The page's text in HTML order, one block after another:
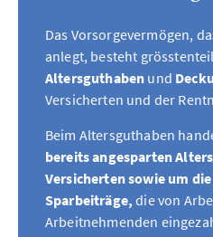
Das Vorsorgevermögen,
anlegt, besteht
Altersguthaben und
Versicherten und der
Beim Altersguthaben
bereits angesparten
Versicherten sowie um
Sparbeiträge,die von
Arbeitnehmenden